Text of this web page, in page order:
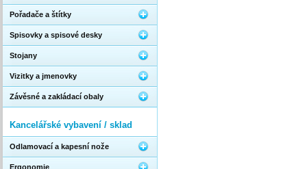
Pořadače a štítky
Spisovky a spisové desky
Stojany
Vizitky a jmenovky
Závěsné a zakládací obaly
Kancelářské vybavení / sklad
Odlamovací a kapesní nože
Ergonomie